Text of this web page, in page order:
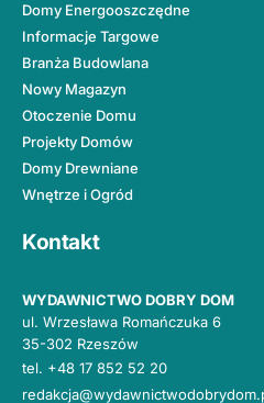
Domy Energooszczędne
Informacje Targowe
Branża Budowlana
Nowy Magazyn
Otoczenie Domu
Projekty Domów
Domy Drewniane
Wnętrze i Ogród
Kontakt
WYDAWNICTWO DOBRY DOM
ul. Wrzesława Romańczuka 6
35-302 Rzeszów
tel. +48 17 852 52 20